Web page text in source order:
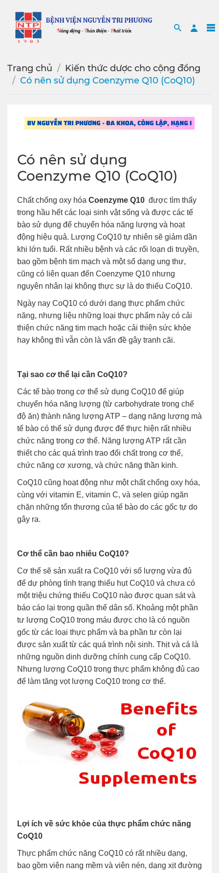
Search
Trang chủ
Kiến thức dược cho cộng đồng
Có nên sử dụng Coenzyme Q10 (CoQ10)
Có nên sử dụng
Coenzyme Q10 (CoQ10)
Chất chống oxy hóa Coenzyme Q10 được tìm thấy
trong hầu hết các loại sinh vật sống và được các tế
bào sử dụng để chuyển hóa năng lượng và hoạt
động hiệu quả. Lượng CoQ10 tự nhiên sẽ giảm dần
khi lớn tuổi. Rất nhiều bệnh và các rối loạn di truyền,
bao gồm bệnh tim mạch và một số dạng ung thư,
cũng có liên quan đến Coenzyme Q10 nhưng
nguyên nhân lại không thực sự là do thiếu CoQ10.
Ngày nay CoQ10 có dưới dạng thực phẩm chức
năng, nhưng liệu những loại thực phẩm này có cải
thiện chức năng tim mạch hoặc cải thiện sức khỏe
hay không thì vẫn còn là vấn đề gây tranh cãi.
Tại sao cơ thể lại cần CoQ10?
Các tế bào trong cơ thể sử dụng CoQ10 để giúp
chuyển hóa năng lượng (từ carbohydrate trong chế
độ ăn) thành năng lượng ATP – dạng năng lượng mà
tế bào có thể sử dụng được để thực hiện rất nhiều
chức năng trong cơ thể. Năng lượng ATP rất cần
thiết cho các quá trình trao đổi chất trong cơ thể,
chức năng cơ xương, và chức năng thần kinh.
CoQ10 cũng hoạt động như một chất chống oxy hóa,
cùng với vitamin E, vitamin C, và selen giúp ngăn
chặn những tổn thương của tế bào do các gốc tự do
gây ra.
Cơ thể cần bao nhiêu CoQ10?
Cơ thể sẽ sản xuất ra CoQ10 với số lượng vừa đủ
để dự phòng tình trạng thiếu hụt CoQ10 và chưa có
một triệu chứng thiếu CoQ10 nào được quan sát và
báo cáo lại trong quần thể dân số. Khoảng một phần
tư lượng CoQ10 trong máu được cho là có nguồn
gốc từ các loại thực phẩm và ba phần tư còn lại
được sản xuất từ các quá trình nội sinh. Thịt và cá là
những nguồn dinh dưỡng chính cung cấp CoQ10.
Nhưng lượng CoQ10 trong thực phẩm không đủ cao
để làm tăng vọt lượng CoQ10 trong cơ thể.
Lợi ích về sức khỏe của thực phẩm chức năng
CoQ10
Thực phẩm chức năng CoQ10 có rất nhiều dạng,
bao gồm viên nang mềm và viên nén, dạng xịt đường